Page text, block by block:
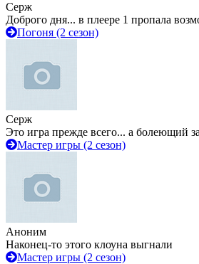
Серж
Доброго дня... в плеере 1 пропала
Погоня (2 сезон)
Серж
Это игра прежде всего... а болеющий
Мастер игры (2 сезон)
Аноним
Наконец-то этого клоуна выгнали
Мастер игры (2 сезон)